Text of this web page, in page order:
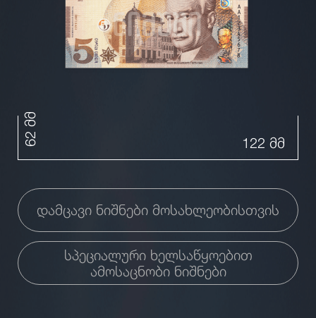
62 მმ 122 მმ
დამცავი ნიშნები მოსახლეობისთვის
სპეციალური ხელსაწყოებით
ამოსაცნობი ნიშნები